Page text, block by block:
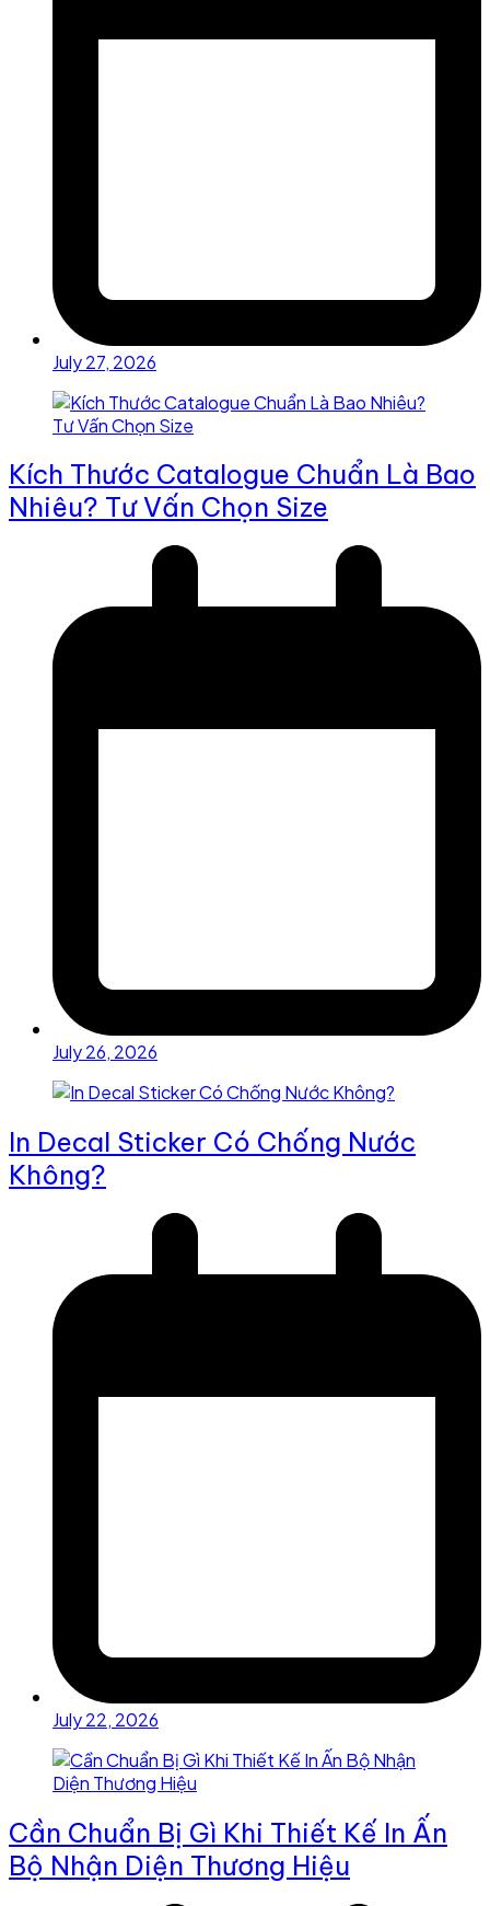
July 27, 2026
Kích Thước Catalogue Chuẩn Là Bao
Nhiêu? Tư Vấn Chọn Size
July 26, 2026
In Decal Sticker Có Chống Nước
Không?
July 22, 2026
Cần Chuẩn Bị Gì Khi Thiết Kế In Ấn
Bộ Nhận Diện Thương Hiệu